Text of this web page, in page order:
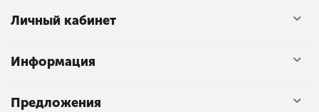
Личный кабинет
Информация
Предложения